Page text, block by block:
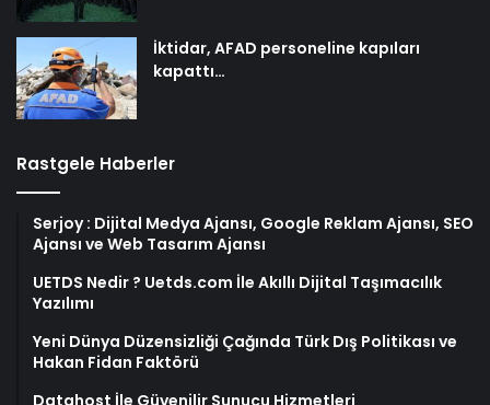
İktidar, AFAD personeline kapıları
kapattı…
Rastgele Haberler
Serjoy : Dijital Medya Ajansı, Google Reklam Ajansı, SEO
Ajansı ve Web Tasarım Ajansı
UETDS Nedir ? Uetds.com İle Akıllı Dijital Taşımacılık
Yazılımı
Yeni Dünya Düzensizliği Çağında Türk Dış Politikası ve
Hakan Fidan Faktörü
Datahost İle Güvenilir Sunucu Hizmetleri